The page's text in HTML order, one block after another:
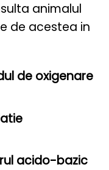
animalul
de acestea in
de oxigenare
acido-bazic